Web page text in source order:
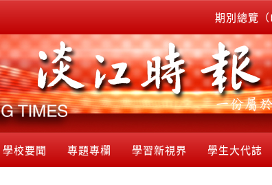
期別總覽（
學校要聞 專題專欄 學習新視界 學生大代誌